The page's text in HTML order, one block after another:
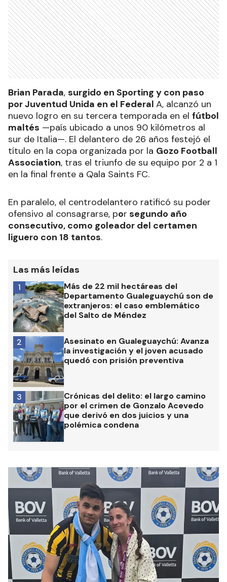
Brian Parada, surgido en Sporting y con paso
por Juventud Unida en el Federal A, alcanzó un
nuevo logro en su tercera temporada en el fútbol
maltés —país ubicado a unos 90 kilómetros al
sur de Italia—. El delantero de 26 años festejó el
título en la copa organizada por la Gozo Football
Association, tras el triunfo de su equipo por 2 a 1
en la final frente a Qala Saints FC.
En paralelo, el centrodelantero ratificó su poder
ofensivo al consagrarse, por segundo año
consecutivo, como goleador del certamen
liguero con 18 tantos.
Las más leídas
Más de 22 mil hectáreas del
Departamento Gualeguaychú son de
extranjeros: el caso emblemático
del Salto de Méndez
1
Asesinato en Gualeguaychú: Avanza
la investigación y el joven acusado
quedó con prisión preventiva
2
Crónicas del delito: el largo camino
por el crimen de Gonzalo Acevedo
que derivó en dos juicios y una
polémica condena
3